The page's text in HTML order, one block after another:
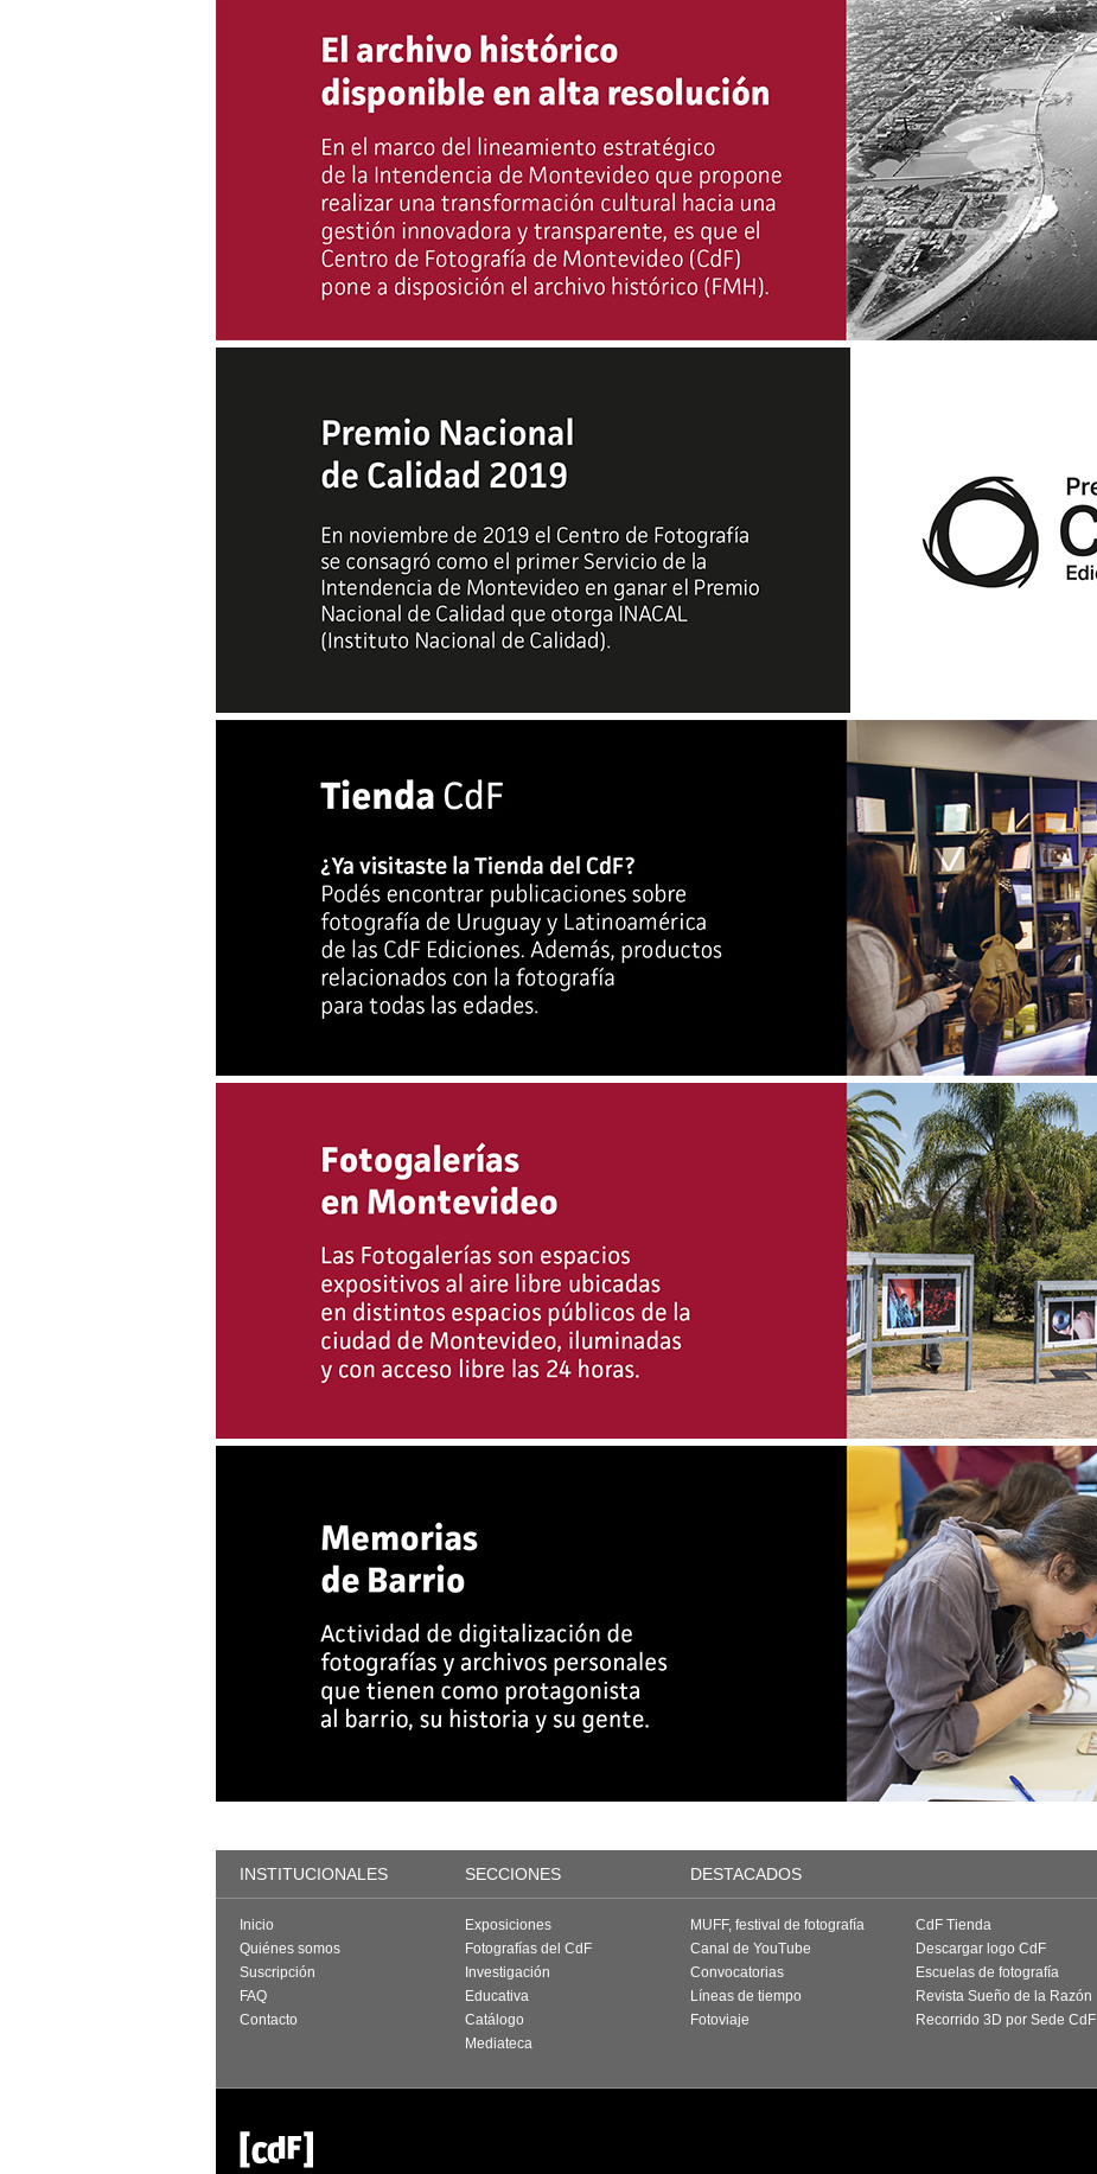
INSTITUCIONALES SECCIONES DESTACADOS
Inicio
Quiénes somos
Suscripción
FAQ
Contacto
Exposiciones
Fotografías del CdF
Investigación
Educativa
Catálogo
Mediateca
MUFF, festival de fotografía
Canal de YouTube
Convocatorias
Líneas de tiempo
Fotoviaje
CdF Tienda
Descargar logo CdF
Escuelas de fotografía
Revista Sueño de la Razón
Recorrido 3D por Sede CdF